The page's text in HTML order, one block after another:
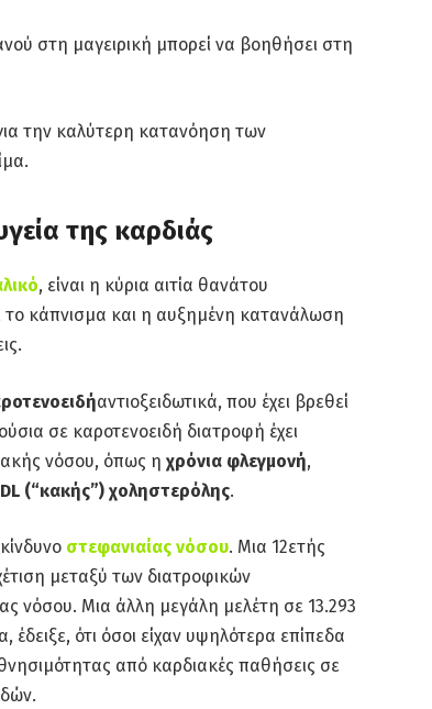
στη μαγειρική μπορεί να βοηθήσει στη
την καλύτερη κατανόηση των
της καρδιάς
, είναι η κύρια αιτία θανάτου
κάπνισμα και η αυξημένη κατανάλωση
αντιοξειδωτικά, που έχει βρεθεί
σε καροτενοειδή διατροφή έχει
νόσου, όπως η χρόνια φλεγμονή,
(“κακής”) χοληστερόλης.
στεφανιαίας νόσου. Μια 12ετής
μεταξύ των διατροφικών
νόσου. Μια άλλη μεγάλη μελέτη σε 13.293
ότι όσοι είχαν υψηλότερα επίπεδα
από καρδιακές παθήσεις σε